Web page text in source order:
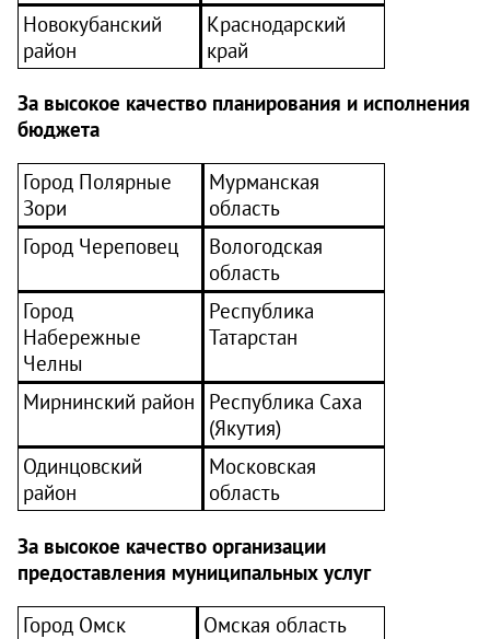
Новокубанский
район
Краснодарский
край
За высокое качество планирования и исполнения
бюджета
Город Полярные
Зори
Мурманская
область
Город Череповец
Вологодская
область
Город
Набережные
Челны
Республика
Татарстан
Мирнинский район Республика Саха
(Якутия)
Одинцовский
район
Московская
область
За высокое качество организации
предоставления муниципальных услуг
Город Омск
Омская область